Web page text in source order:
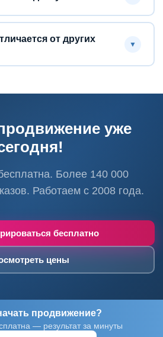
от других
▼
уже
Более 140 000
Работаем с 2008 года.
бесплатно
цены
продвижение?
— результат за минуты